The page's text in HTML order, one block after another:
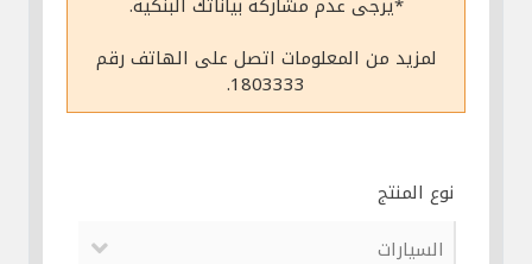
مواقع الفروع وأجهزة الصرف الآلي
ألمانيا
تركيا
ماليزيا
لمزيد من المعلومات اتصل على الهاتف رقم
1803333.
نوع المنتج